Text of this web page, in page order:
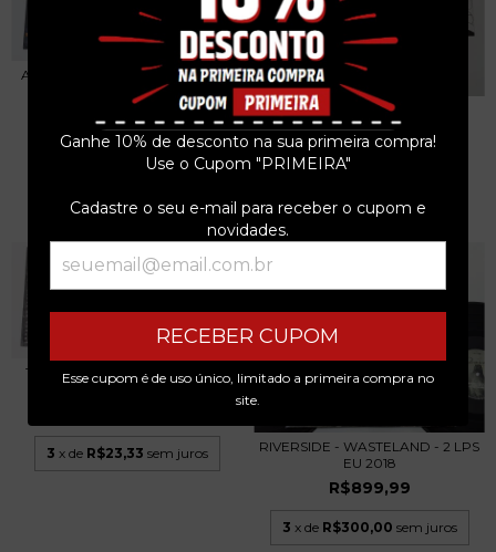
Ganhe 10% de desconto na sua primeira compra!
Use o Cupom "PRIMEIRA"
Cadastre o seu e-mail para receber o cupom e
novidades.
RECEBER CUPOM
Esse cupom é de uso único, limitado a primeira compra no
site.
AS PRISIONEIRAS - COMPACTO
1982 SBT
R$39,99
sem juros
LOS SEA DUX - FUNKY U.F.O.
COMPACTO 1996
R$99,99
TETÊ ESPÍNDOLA - LONDRINA
MPB81 - COMPAC...
3 x de R$23,33 sem juros
RIVERSIDE - WASTELAND - 2 LPS
EU 2018
R$899,99
3 x de R$300,00 sem juros